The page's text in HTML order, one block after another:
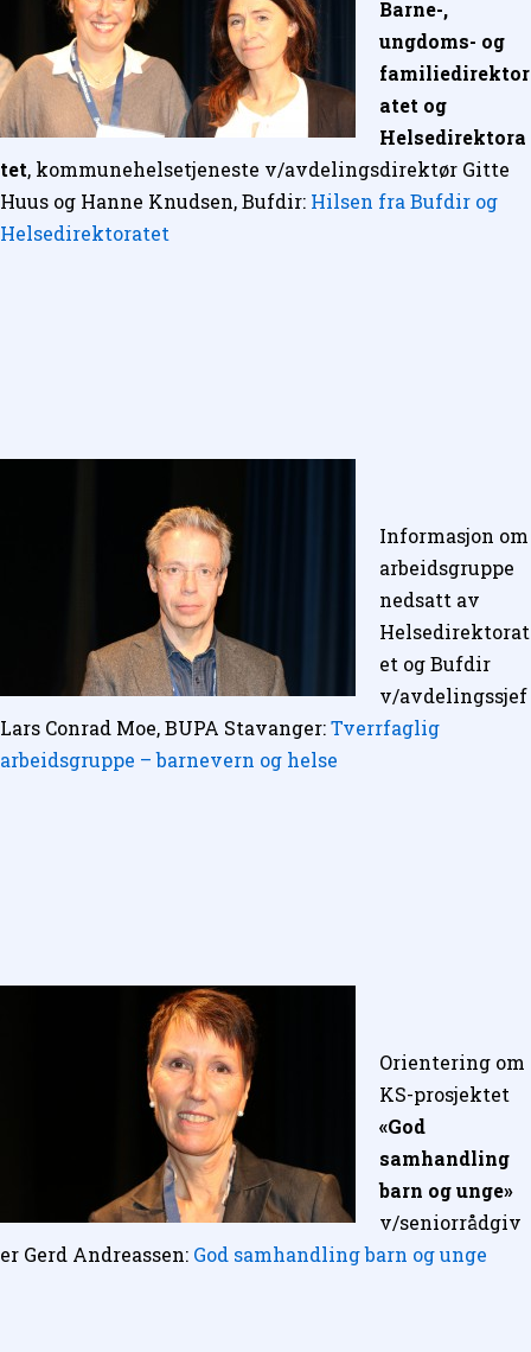
Barne-,
ungdoms- og
familiedirektor
atet og
Helsedirektora
tet, kommunehelsetjeneste v/avdelingsdirektør Gitte
Huus og Hanne Knudsen, Bufdir: Hilsen fra Bufdir og
Helsedirektoratet
Informasjon om
arbeidsgruppe
nedsatt av
Helsedirektorat
et og Bufdir
v/avdelingssjef
Lars Conrad Moe, BUPA Stavanger:Tverrfaglig
arbeidsgruppe – barnevern og helse
Orientering om
KS-prosjektet
«God
samhandling
barn og unge»
v/seniorrådgiv
er Gerd Andreassen: God samhandling barn og unge